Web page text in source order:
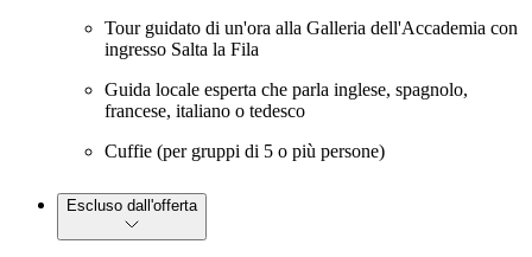
Tour guidato di un'ora alla Galleria dell'Accademia con
ingresso Salta la Fila
Guida locale esperta che parla inglese, spagnolo,
francese, italiano o tedesco
Cuffie (per gruppi di 5 o più persone)
Escluso dall'offerta